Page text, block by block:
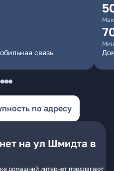
связь
по адресу
на ул Шмидта в
домашний интернет предлагают